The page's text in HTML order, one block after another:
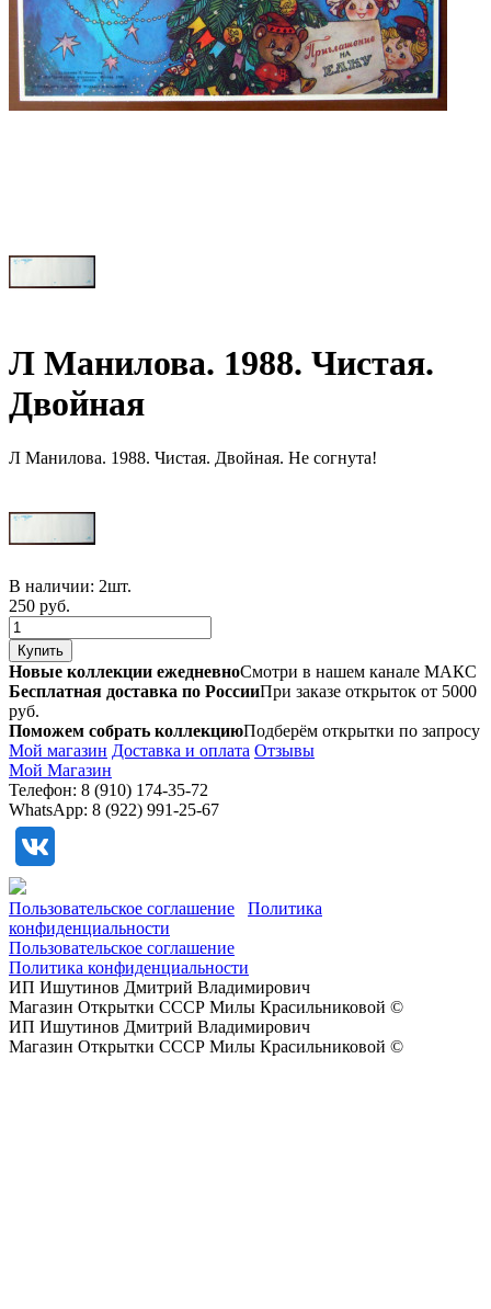
Л Манилова. 1988. Чистая.
Двойная
Л Манилова. 1988. Чистая. Двойная. Не согнута!
В наличии: 2шт.
250 руб.
Новые коллекции ежедневноСмотри в нашем канале МАКС
Бесплатная доставка по РоссииПри заказе открыток от 5000
руб.
Поможем собрать коллекциюПодберём открытки по запросу
Мой магазин Доставка и оплата Отзывы
Мой Магазин
Телефон: 8 (910) 174-35-72
WhatsApp: 8 (922) 991-25-67
Пользовательское соглашение
Политика
конфиденциальности
Пользовательское соглашение
Политика конфиденциальности
ИП Ишутинов Дмитрий Владимирович
Магазин Открытки СССР Милы Красильниковой ©
ИП Ишутинов Дмитрий Владимирович
Магазин Открытки СССР Милы Красильниковой ©